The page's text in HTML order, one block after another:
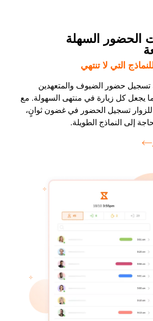
الحضور السهلة
التي لا تنتهي
حضور الضيوف والمتعهدين
يجعل كل زيارة في منتهى السهولة. مع
تسجيل الحضور في غضون ثوانٍ،
إلى النماذج الطويلة.